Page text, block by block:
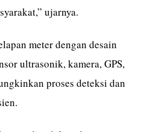
ujarnya.
meter dengan desain
ultrasonik, kamera, GPS,
proses deteksi dan